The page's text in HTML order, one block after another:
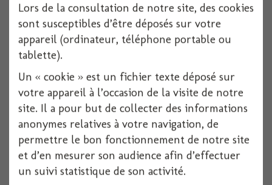
Voir
Lors de la consultation de notre site, des cookies
sont susceptibles d’être déposés sur votre
appareil (ordinateur, téléphone portable ou
tablette).
Un « cookie » est un fichier texte déposé sur
votre appareil à l’occasion de la visite de notre
site. Il a pour but de collecter des informations
anonymes relatives à votre navigation, de
permettre le bon fonctionnement de notre site
et d’en mesurer son audience afin d’effectuer
un suivi statistique de son activité.